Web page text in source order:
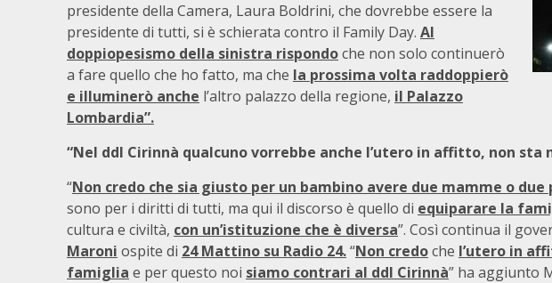
presidente della Camera, Laura Boldrini, che dovrebbe essere la
presidente di tutti, si è schierata contro il Family Day. Al
doppiopesismo della sinistra rispondoche non solo continuerò
a fare quello che ho fatto, ma che la prossima volta raddoppierò
e illuminerò anche l’altro palazzo della regione, il Palazzo
Lombardia”.
“Nel ddl Cirinnà qualcuno vorrebbe anche l’utero in affitto, non sta
“Non credo che sia giusto per un bambino avere due mamme o due
sono per i diritti di tutti, ma qui il discorso è quello di equiparare la
cultura e civiltà, con un’istituzione che è diversa”. Così continua il
Maroni ospite di 24 Mattino su Radio 24.“Non credoche l’utero in
famiglia e per questo noi siamo contrari al ddl Cirinnà” ha aggiunto